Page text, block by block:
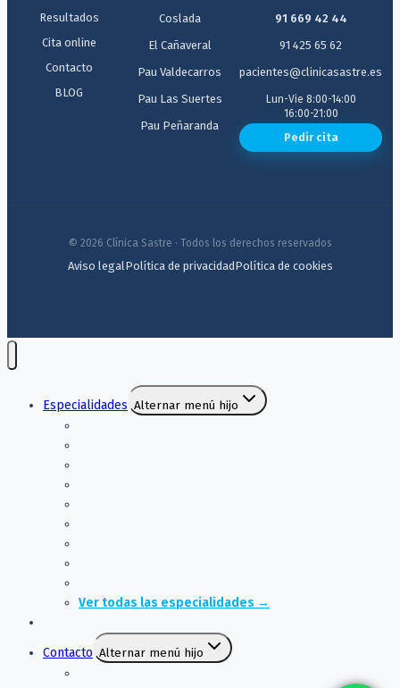
Resultados
Cita online
Contacto
BLOG
Coslada
El Cañaveral
Pau Valdecarros
Pau Las Suertes
Pau Peñaranda
91 669 42 44
91 425 65 62
pacientes@clinicasastre.es
Lun-Vie 8:00-14:00
16:00-21:00
Pedir cita
© 2026 Clínica Sastre · Todos los derechos reservados
Aviso legalPolítica de privacidadPolítica de cookies
Especialidades Alternar menú hijo
Ver todas las especialidades →
Contacto Alternar menú hijo